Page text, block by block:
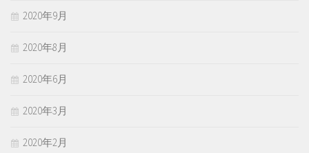
2020年9月
2020年8月
2020年6月
2020年3月
2020年2月